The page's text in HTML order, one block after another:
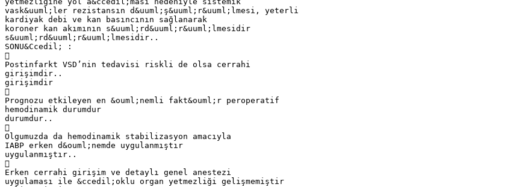
vask&uuml;ler rezistansın d&uuml;ş&uuml;r&uuml;lmesi, yeterli
kardiyak debi ve kan basıncının sağlanarak
koroner kan akımının s&uuml;rd&uuml;r&uuml;lmesidir
s&uuml;rd&uuml;r&uuml;lmesidir..
SONU&Ccedil; :

Postinfarkt VSD’nin tedavisi riskli de olsa cerrahi
girişimdir..
girişimdir

Prognozu etkileyen en &ouml;nemli fakt&ouml;r peroperatif
hemodinamik durumdur
durumdur..

Olgumuzda da hemodinamik stabilizasyon amacıyla
IABP erken d&ouml;nemde uygulanmıştır
uygulanmıştır..

Erken cerrahi girişim ve detaylı genel anestezi
uygulaması ile &ccedil;oklu organ yetmezliği gelişmemiştir